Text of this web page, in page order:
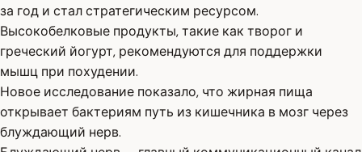
за год и стал стратегическим ресурсом.
Высокобелковые продукты, такие как творог и
греческий йогурт, рекомендуются для поддержки
мышц при похудении.
Новое исследование показало, что жирная пища
открывает бактериям путь из кишечника в мозг через
блуждающий нерв.